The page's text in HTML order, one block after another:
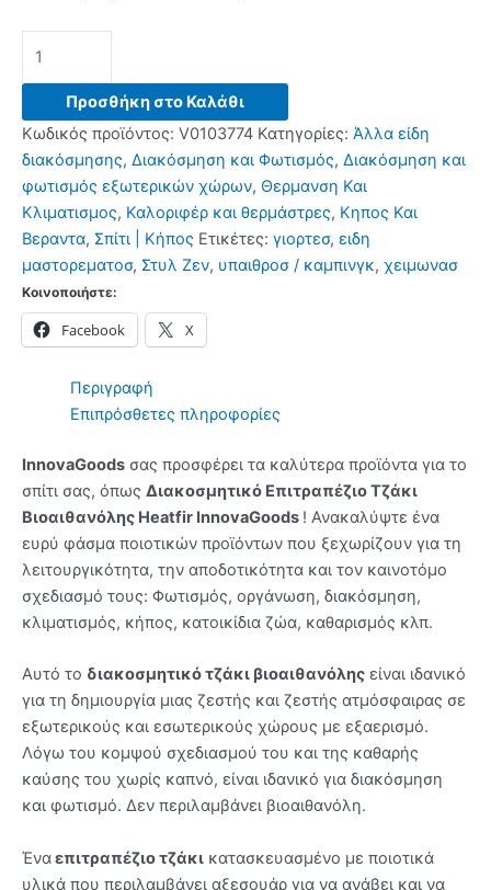
Επιτραπέζιο
Βιοαιθανόλης
Heatfir
InnovaGoods
ποσότητα
Προσθήκη στο Καλάθι
Κωδικός προϊόντος: V0103774 Κατηγορίες: Άλλα είδη
διακόσμησης, Διακόσμηση και Φωτισμός, Διακόσμηση και
φωτισμός εξωτερικών χώρων, Θερμανση Και
Κλιματισμος, Καλοριφέρ και θερμάστρες, Κηπος Και
Βεραντα, Σπίτι | Κήπος Ετικέτες: γιορτεσ, ειδη
μαστορεματοσ, Στυλ Ζεν, υπαιθροσ / καμπινγκ, χειμωνασ
Κοινοποιήστε:
Facebook X
Περιγραφή
Επιπρόσθετες πληροφορίες
InnovaGoods σας προσφέρει τα καλύτερα προϊόντα για το
σπίτι σας, όπως Διακοσμητικό Επιτραπέζιο Τζάκι
Βιοαιθανόλης Heatfir InnovaGoods ! Ανακαλύψτε ένα
ευρύ φάσμα ποιοτικών προϊόντων που ξεχωρίζουν για τη
λειτουργικότητα, την αποδοτικότητα και τον καινοτόμο
σχεδιασμό τους: Φωτισμός, οργάνωση, διακόσμηση,
κλιματισμός, κήπος, κατοικίδια ζώα, καθαρισμός κλπ.
Αυτό το διακοσμητικό τζάκι βιοαιθανόλης είναι ιδανικό
για τη δημιουργία μιας ζεστής και ζεστής ατμόσφαιρας σε
εξωτερικούς και εσωτερικούς χώρους με εξαερισμό.
Λόγω του κομψού σχεδιασμού του και της καθαρής
καύσης του χωρίς καπνό, είναι ιδανικό για διακόσμηση
και φωτισμό. Δεν περιλαμβάνει βιοαιθανόλη.
Έναεπιτραπέζιο τζάκι κατασκευασμένο με ποιοτικά
υλικά που περιλαμβάνει αξεσουάρ για να ανάβει και να